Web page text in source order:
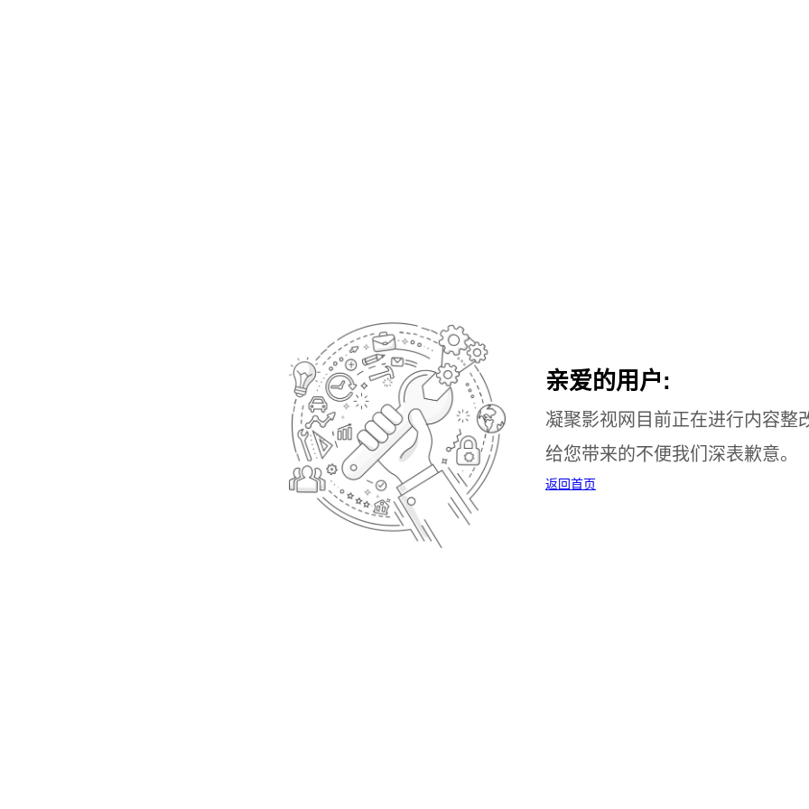
亲爱的用户:
凝聚影视网目前正在进行内容整
给您带来的不便我们深表歉意。
返回首页